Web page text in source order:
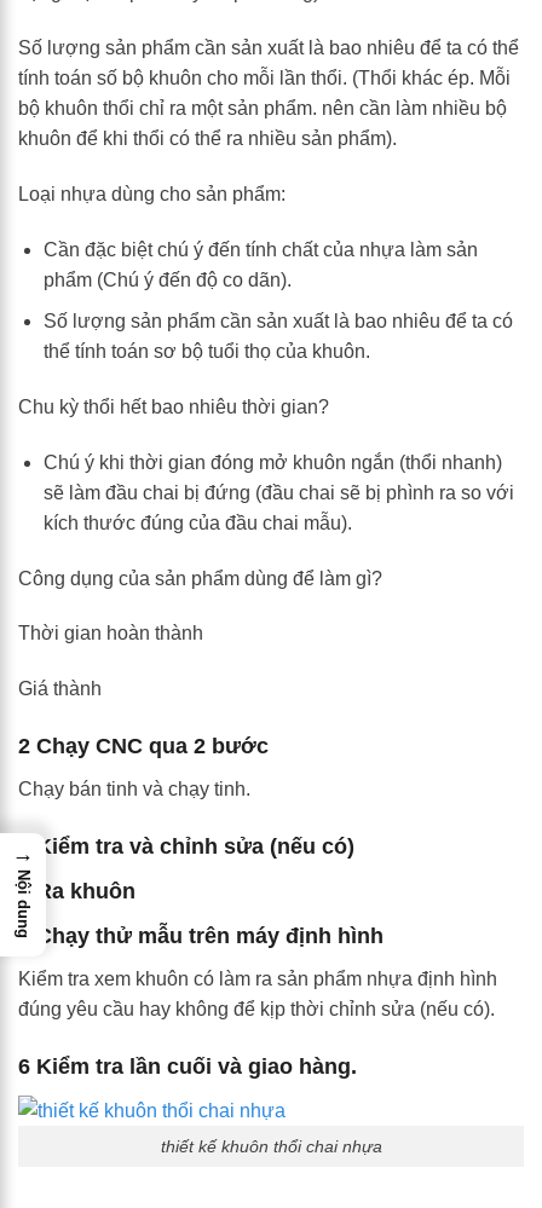
Số lượng sản phẩm cần sản xuất là bao nhiêu để ta có thể
tính toán số bộ khuôn cho mỗi lần thổi. (Thổi khác ép. Mỗi
bộ khuôn thổi chỉ ra một sản phẩm. nên cần làm nhiều bộ
khuôn để khi thổi có thể ra nhiều sản phẩm).
Loại nhựa dùng cho sản phẩm:
Cần đặc biệt chú ý đến tính chất của nhựa làm sản
phẩm (Chú ý đến độ co dãn).
Số lượng sản phẩm cần sản xuất là bao nhiêu để ta có
thể tính toán sơ bộ tuổi thọ của khuôn.
Chu kỳ thổi hết bao nhiêu thời gian?
Chú ý khi thời gian đóng mở khuôn ngắn (thổi nhanh)
sẽ làm đầu chai bị đứng (đầu chai sẽ bị phình ra so với
kích thước đúng của đầu chai mẫu).
Công dụng của sản phẩm dùng để làm gì?
Thời gian hoàn thành
Giá thành
2 Chạy CNC qua 2 bước
Chạy bán tinh và chạy tinh.
3 Kiểm tra và chỉnh sửa (nếu có)
4 Ra khuôn
5 Chạy thử mẫu trên máy định hình
Kiểm tra xem khuôn có làm ra sản phẩm nhựa định hình
đúng yêu cầu hay không để kịp thời chỉnh sửa (nếu có).
6 Kiểm tra lần cuối và giao hàng.
thiết kế khuôn thổi chai nhựa
→
Nội dung